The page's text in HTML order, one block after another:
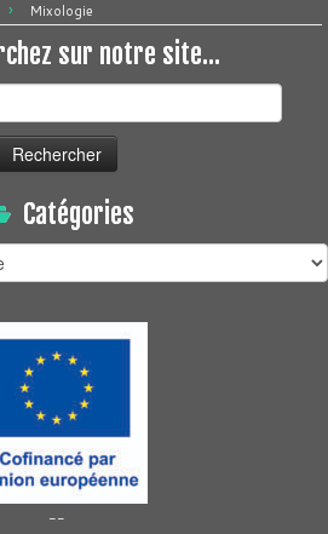
Mixologie
sur notre site…
Catégories
--